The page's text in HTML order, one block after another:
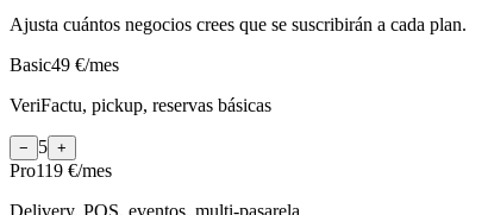
Ajusta cuántos negocios crees que se suscribirán a cada plan.
Basic49 €/mes
VeriFactu, pickup, reservas básicas
− 5 +
Pro119 €/mes
Delivery, POS, eventos, multi-pasarela